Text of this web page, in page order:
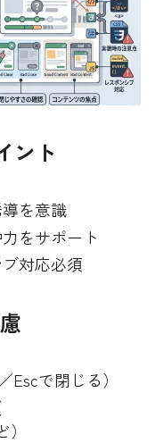
ント
を意識
をサポート
対応必須
で閉じる）
）